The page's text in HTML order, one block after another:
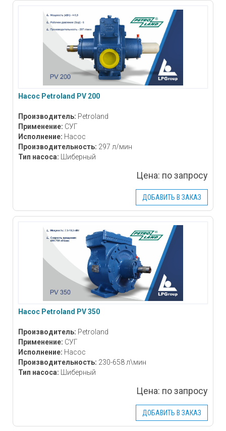
Насос Petroland PV 200
Производитель: Petroland
Применение: СУГ
Исполнение: Насос
Производительность: 297 л/мин
Тип насоса: Шиберный
Цена: по запросу
ДОБАВИТЬ В ЗАКАЗ
Насос Petroland PV 350
Производитель: Petroland
Применение: СУГ
Исполнение: Насос
Производительность: 230-658 л\мин
Тип насоса: Шиберный
Цена: по запросу
ДОБАВИТЬ В ЗАКАЗ